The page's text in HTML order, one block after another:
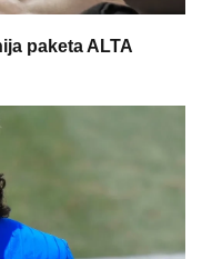
paketa ALTA